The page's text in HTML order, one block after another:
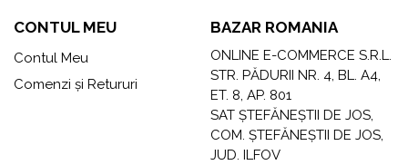
CONTUL MEU
Contul Meu
Comenzi și Retururi
BAZAR ROMANIA
ONLINE E-COMMERCE S.R.L.
STR. PĂDURII NR. 4, BL. A4,
ET. 8, AP. 801
SAT ȘTEFĂNEȘTII DE JOS,
COM. ȘTEFĂNEȘTII DE JOS,
JUD. ILFOV